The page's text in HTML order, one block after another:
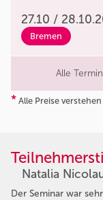
27.10 /
Bremen
Alle
* Alle Preise
Natalia
Der Seminar war